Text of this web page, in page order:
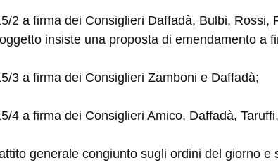
2 a firma dei Consiglieri Daffadà, Bulbi, Rossi,
insiste una proposta di emendamento a
3 a firma dei Consiglieri Zamboni e Daffadà;
4 a firma dei Consiglieri Amico, Daffadà,
generale congiunto sugli ordini del giorno